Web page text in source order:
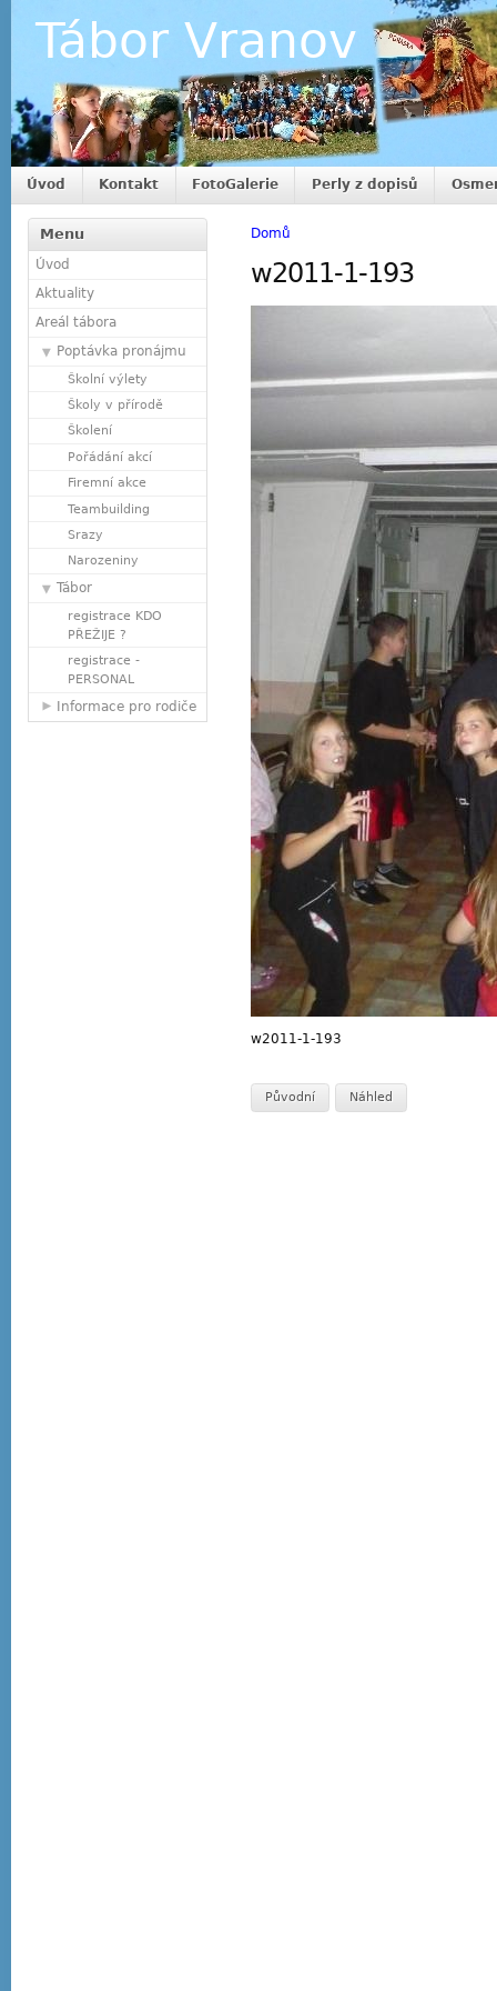
Tábor Vranov
Úvod Kontakt FotoGalerie Perly z dopisů
Menu
Úvod
Aktuality
Areál tábora
Poptávka pronájmu
Školní výlety
Školy v přírodě
Školení
Pořádání akcí
Firemní akce
Teambuilding
Srazy
Narozeniny
Tábor
registrace KDO
PŘEŽIJE ?
registrace -
PERSONAL
Informace pro rodiče
Domů
w2011-1-193
w2011-1-193
Původní Náhled